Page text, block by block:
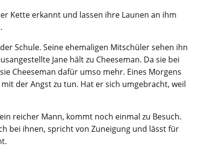
Kette erkannt und lassen ihre Launen an ihm
Schule. Seine ehemaligen Mitschüler sehen ihn
Jane hält zu Cheeseman. Da sie bei
Cheeseman dafür umso mehr. Eines Morgens
der Angst zu tun. Hat er sich umgebracht, weil
reicher Mann, kommt noch einmal zu Besuch.
bei ihnen, spricht von Zuneigung und lässt für